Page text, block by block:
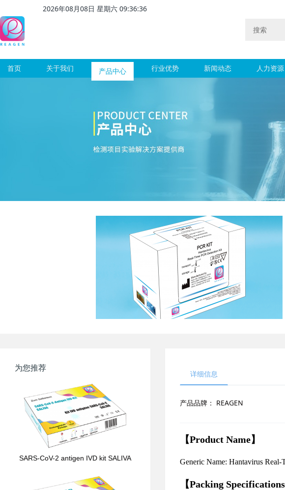
2026年08月08日 星期六 09:36:37
首页 关于我们 产品中心 行业优势 新闻动态 人力资源
详细信息
产品品牌： REAGEN
【Product Name】
Generic Name: Hantavirus
【Packing Specifications
为您推荐
SARS-CoV-2 antigen IVD kit SALIVA